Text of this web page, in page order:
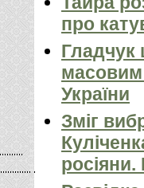
про
Гладчук
України
Зміг
росіяни.